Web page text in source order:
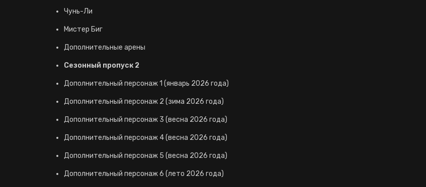
Чунь-Ли
Мистер Биг
Дополнительные арены
Сезонный пропуск 2
Дополнительный персонаж 1 (январь 2026 года)
Дополнительный персонаж 2 (зима 2026 года)
Дополнительный персонаж 3 (весна 2026 года)
Дополнительный персонаж 4 (весна 2026 года)
Дополнительный персонаж 5 (весна 2026 года)
Дополнительный персонаж 6 (лето 2026 года)